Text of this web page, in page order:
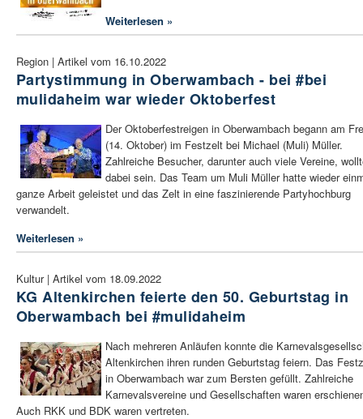
Weiterlesen »
Region | Artikel vom 16.10.2022
Partystimmung in Oberwambach - bei #bei
mulidaheim war wieder Oktoberfest
Der Oktoberfestreigen in Oberwambach begann am
(14. Oktober) im Festzelt bei Michael (Muli) Müller.
Zahlreiche Besucher, darunter auch viele Vereine,
dabei sein. Das Team um Muli Müller hatte wieder
ganze Arbeit geleistet und das Zelt in eine faszinierende Partyhochburg
verwandelt.
Weiterlesen »
Kultur | Artikel vom 18.09.2022
KG Altenkirchen feierte den 50. Geburtstag in
Oberwambach bei #mulidaheim
Nach mehreren Anläufen konnte die
Altenkirchen ihren runden Geburtstag feiern. Das
in Oberwambach war zum Bersten gefüllt. Zahlreiche
Karnevalsvereine und Gesellschaften waren
Auch RKK und BDK waren vertreten.